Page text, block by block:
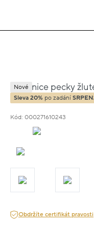
Náušnice pecky
0.50cm 1.15g
Kód: 000271610243
Nové
Sleva 20% po zadání
Obdržíte certifikát pravosti